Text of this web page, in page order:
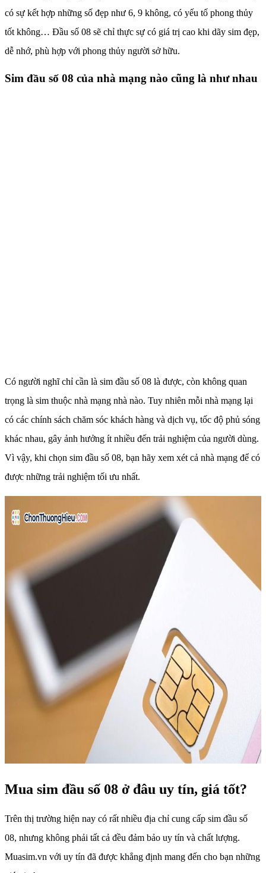
có sự kết hợp những số đẹp như 6, 9 không, có yếu tố phong thủy
tốt không… Đầu số 08 sẽ chỉ thực sự có giá trị cao khi dãy sim đẹp,
dễ nhớ, phù hợp với phong thủy người sở hữu.
Sim đầu số 08 của nhà mạng nào cũng là như nhau
Có người nghĩ chỉ cần là sim đầu số 08 là được, còn không quan
trọng là sim thuộc nhà mạng nhà nào. Tuy nhiên mỗi nhà mạng lại
có các chính sách chăm sóc khách hàng và dịch vụ, tốc độ phủ sóng
khác nhau, gây ảnh hưởng ít nhiều đến trải nghiệm của người dùng.
Vì vậy, khi chọn sim đầu số 08, bạn hãy xem xét cả nhà mạng để có
được những trải nghiệm tối ưu nhất.
Mua sim đầu số 08 ở đâu uy tín, giá tốt?
Trên thị trường hiện nay có rất nhiều địa chỉ cung cấp sim đầu số
08, nhưng không phải tất cả đều đảm bảo uy tín và chất lượng.
Muasim.vn với uy tín đã được khẳng định mang đến cho bạn những